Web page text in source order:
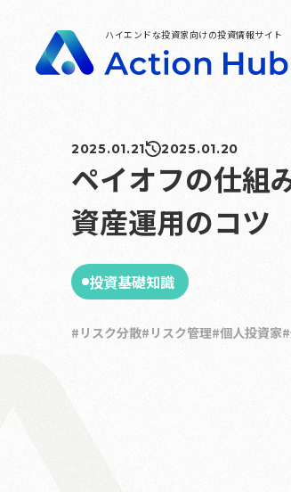
ハイエンドな投資家向けの投資情報サイト
2025.01.21 2025.01.20
ペイオフの仕組
資産運用のコツ
投資基礎知識
リスク分散 リスク管理 個人投資家